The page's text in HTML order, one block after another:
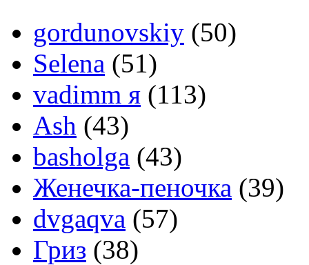
gordunovskiy (50)
Selena (51)
vadimm я (113)
Ash (43)
basholga (43)
Женечка-пеночка (39)
dvgaqva (57)
Гриз (38)